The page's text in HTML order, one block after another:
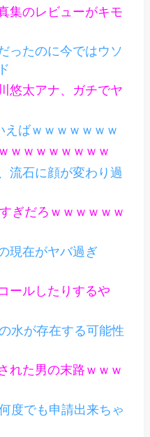
集のレビューがキモ
ったのに今ではウソ
悠太アナ、ガチでヤ
ばｗｗｗｗｗｗｗ
ｗｗｗｗｗｗｗｗ
流石に顔が変わり過
ぎだろｗｗｗｗｗｗ
現在がヤバ過ぎ
ールしたりするや
水が存在する可能性
れた男の末路ｗｗｗ
度でも申請出来ちゃ